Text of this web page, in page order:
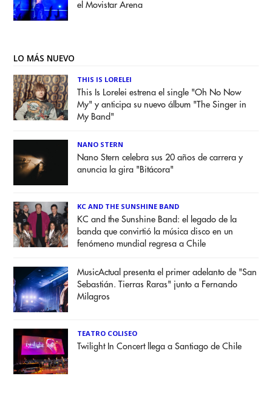
el Movistar Arena
LO MÁS NUEVO
THIS IS LORELEI
This Is Lorelei estrena el single "Oh No Now
My" y anticipa su nuevo álbum "The Singer in
My Band"
NANO STERN
Nano Stern celebra sus 20 años de carrera y
anuncia la gira "Bitácora"
KC AND THE SUNSHINE BAND
KC and the Sunshine Band: el legado de la
banda que convirtió la música disco en un
fenómeno mundial regresa a Chile
MusicActual presenta el primer adelanto de "San
Sebastián. Tierras Raras" junto a Fernando
Milagros
TEATRO COLISEO
Twilight In Concert llega a Santiago de Chile